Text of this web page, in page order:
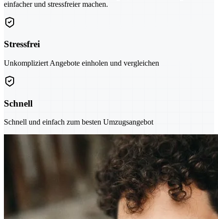
einfacher und stressfreier machen.
Stressfrei
Unkompliziert Angebote einholen und vergleichen
Schnell
Schnell und einfach zum besten Umzugsangebot